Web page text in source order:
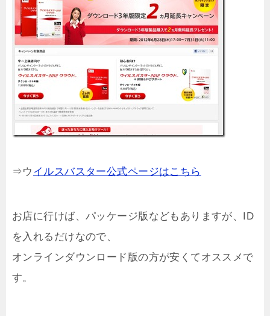
⇒ウ イルスバスター公式ページはこちら
お店に行けば、パッケージ版などもありますが、ID
を入れるだけなので、
オンラインダウンロード版の方が安くてオススメで
す。